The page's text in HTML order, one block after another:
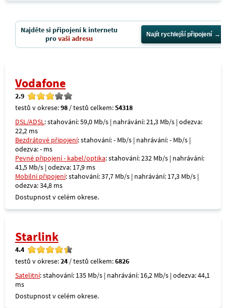
Najděte si připojení k internetu
provaši adresu Najít rychlejší připojení
Vodafone
2.9
testů v okrese:98 / testů celkem:54318
DSL/ADSL: stahování: 59,0 Mb/s | nahrávání: 21,3 Mb/s | odezva:
22,2 ms
Bezdrátové připojení: stahování: - Mb/s | nahrávání: - Mb/s |
odezva: - ms
Pevné připojení - kabel/optika: stahování: 232 Mb/s | nahrávání:
41,5 Mb/s | odezva: 17,9 ms
Mobilní připojení: stahování: 37,7 Mb/s | nahrávání: 17,3 Mb/s |
odezva: 34,8 ms
Dostupnost v celém okrese.
Starlink
4.4
testů v okrese:24 / testů celkem:6826
Satelitní: stahování: 135 Mb/s | nahrávání: 16,2 Mb/s | odezva: 44,1
ms
Dostupnost v celém okrese.